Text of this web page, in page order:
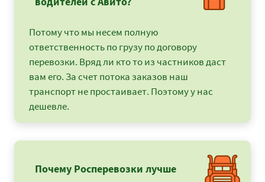
Потому что мы несем полную
ответственность по грузу по договору
перевозки. Вряд ли кто то из частников даст
вам его. За счет потока заказов наш
транспорт не простаивает. Поэтому у нас
дешевле.
Почему Росперевозки лучше